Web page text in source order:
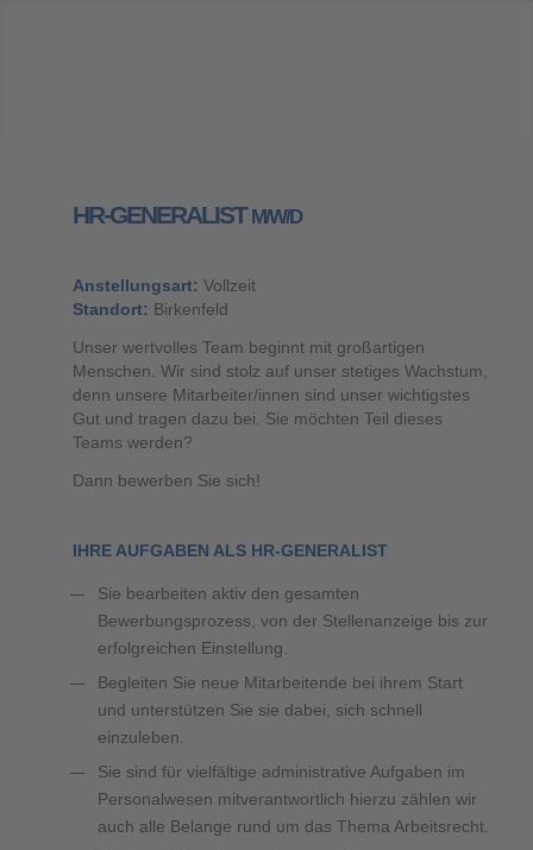
HR-GENERALIST M/W/D
Anstellungsart: Vollzeit
Standort: Birkenfeld
Unser wertvolles Team beginnt mit großartigen
Menschen. Wir sind stolz auf unser stetiges Wachstum,
denn unsere Mitarbeiter/innen sind unser wichtigstes
Gut und tragen dazu bei. Sie möchten Teil dieses
Teams werden?
Dann bewerben Sie sich!
IHRE AUFGABEN ALS HR-GENERALIST
Sie bearbeiten aktiv den gesamten
Bewerbungsprozess, von der Stellenanzeige bis zur
erfolgreichen Einstellung.
Begleiten Sie neue Mitarbeitende bei ihrem Start
und unterstützen Sie sie dabei, sich schnell
einzuleben.
Sie sind für vielfältige administrative Aufgaben im
Personalwesen mitverantwortlich hierzu zählen wir
auch alle Belange rund um das Thema Arbeitsrecht.